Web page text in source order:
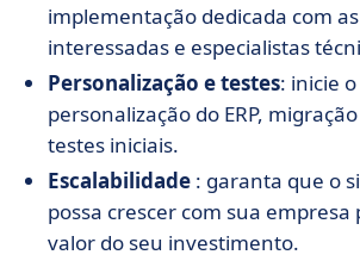
implementação dedicada com
interessadas e especialistas
Personalização e testes: inicie
personalização do ERP,
testes iniciais.
Escalabilidade : garanta que o
possa crescer com sua
valor do seu investimento.